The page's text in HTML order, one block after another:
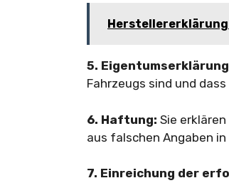
5.
Fahrzeugs sind und
6. Haftung: Sie
aus falschen Angaben
7. Einreichung der